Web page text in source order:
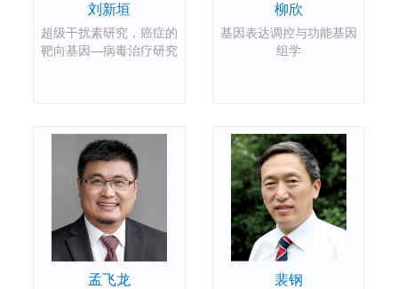
刘新垣
超级干扰素研究，癌症的
靶向基因―病毒治疗研究
柳欣
基因表达调控与功能基因
组学
孟飞龙 裴钢